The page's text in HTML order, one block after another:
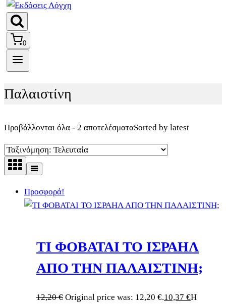
0
Παλαιστίνη
Προβάλλονται όλα - 2 αποτελέσματαSorted by latest
Προσφορά!
ΤΙ ΦΟΒΑΤΑΙ ΤΟ ΙΣΡΑΗΛ
ΑΠΟ ΤΗΝ ΠΑΛΑΙΣΤΙΝΗ;
12,20€ Original price was: 12,20 €.10,37 €Η